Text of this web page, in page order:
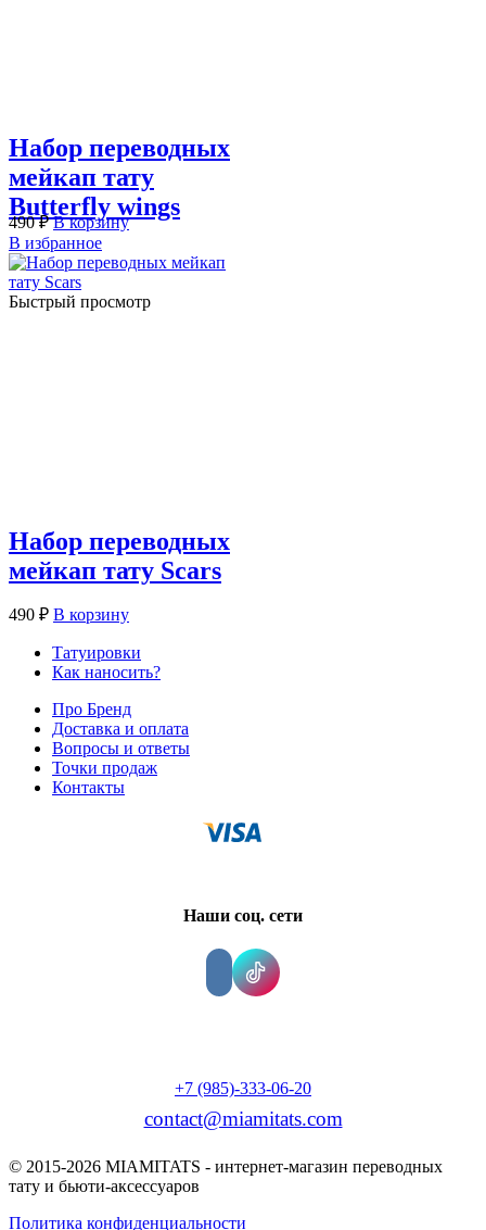
Набор переводных
мейкап тату
Butterfly wings
490₽ В корзину
В избранное
Быстрый просмотр
Набор переводных
мейкап тату Scars
490 ₽ В корзину
Татуировки
Как наносить?
Про Бренд
Доставка и оплата
Вопросы и ответы
Точки продаж
Контакты
Наши соц. сети
+7 (985)-333-06-20
contact@miamitats.com
© 2015-2026 MIAMITATS - интернет-магазин переводных
тату и бьюти-аксессуаров
Политика конфиденциальности